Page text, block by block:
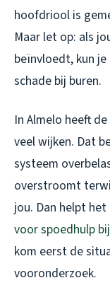
hoofdriool is
Maar let op: als
beïnvloedt, kun
schade bij buren.
In Almelo heeft
veel wijken. Dat
systeem
overstroomt
jou. Dan helpt
voor spoedhulp
kom eerst de
vooronderzoek.